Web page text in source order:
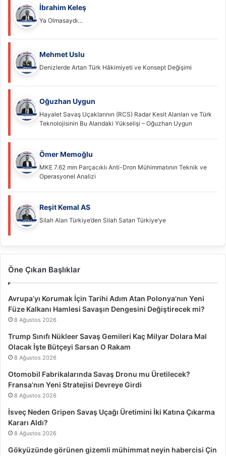
İbrahim Keleş
Ya Olmasaydı…
Mehmet Uslu
Denizlerde Artan Türk Hâkimiyeti ve Konsept Değişimi
Oğuzhan Uygun
Hayalet Savaş Uçaklarının (RCS) Radar Kesit Alanları ve Türk
Teknolojisinin Bu Alandaki Yükselişi – Oğuzhan Uygun
Ömer Memoğlu
MKE 7.62 mm Parçacıklı Anti-Dron Mühimmatının Teknik ve
Operasyonel Analizi
Reşit Kemal AS
Silah Alan Türkiye’den Silah Satan Türkiye’ye
Öne Çıkan Başlıklar
Avrupa’yı Korumak İçin Tarihi Adım Atan Polonya’nın Yeni
Füze Kalkanı Hamlesi Savaşın Dengesini Değiştirecek mi?
8 Ağustos 2026
Trump Sınıfı Nükleer Savaş Gemileri Kaç Milyar Dolara Mal
Olacak İşte Bütçeyi Sarsan O Rakam
8 Ağustos 2026
Otomobil Fabrikalarında Savaş Dronu mu Üretilecek?
Fransa’nın Yeni Stratejisi Devreye Girdi
8 Ağustos 2026
İsveç Neden Gripen Savaş Uçağı Üretimini İki Katına Çıkarma
Kararı Aldı?
8 Ağustos 2026
Gökyüzünde görünen gizemli mühimmat neyin habercisi Çin